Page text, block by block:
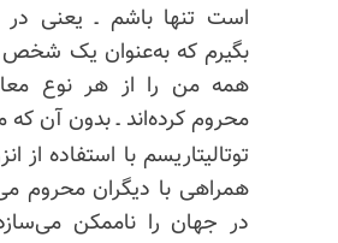
است تنها باشم ـ یعنی در
بگیرم که به‌عنوان یک
همه من را از هر نوع
محروم کرده‌اند ـ بدون آن
توتالیتاریسم با استفاده از
همراهی با دیگران محروم
در جهان را ناممکن